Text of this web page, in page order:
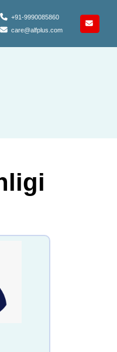
+91-9990085860
care@alfplus.com